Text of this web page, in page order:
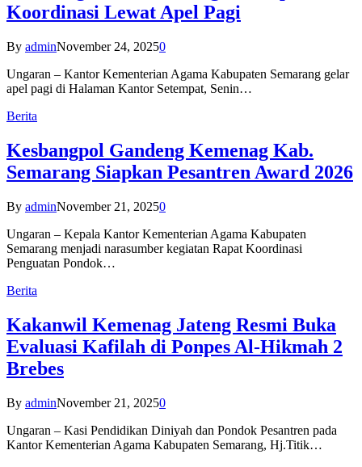
Koordinasi Lewat Apel Pagi
By adminNovember 24, 20250
Ungaran – Kantor Kementerian Agama Kabupaten Semarang gelar
apel pagi di Halaman Kantor Setempat, Senin…
Berita
Kesbangpol Gandeng Kemenag Kab.
Semarang Siapkan Pesantren Award 2026
By adminNovember 21, 20250
Ungaran – Kepala Kantor Kementerian Agama Kabupaten
Semarang menjadi narasumber kegiatan Rapat Koordinasi
Penguatan Pondok…
Berita
Kakanwil Kemenag Jateng Resmi Buka
Evaluasi Kafilah di Ponpes Al-Hikmah 2
Brebes
By adminNovember 21, 20250
Ungaran – Kasi Pendidikan Diniyah dan Pondok Pesantren pada
Kantor Kementerian Agama Kabupaten Semarang, Hj.Titik…